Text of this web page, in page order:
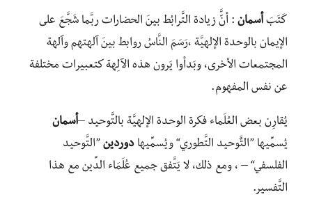
كَتَبَ أسمان : أنَّّ زيادة التَّرابُط بينَ الحضارات ربَّما شَجَّعَ على
الإيمان بالوحدة الإلهيَّة ،رَسَمَ النَّاسُ روابط بينَ آلهتهم وآلهة
المجتمعات الأخرى، وبَدأوا يَرون هذه الآلِهة كتعبيرات مختلفة
عن نفس المفهوم.
يُقارِن بعض العُلَماء فكرة الوحدة الإلهيَّة بالتَّوحيد –أسمان
يُسمِّيها ”التٌَوحيد التَّطوري“ ويُسمِّيها دوردين ”التَّوحيد
الفلسفي“ – ، ومع ذلك، لا يَتَّفق جميع عُلَمَاء الدِّين مع هذا
التَّفسير.